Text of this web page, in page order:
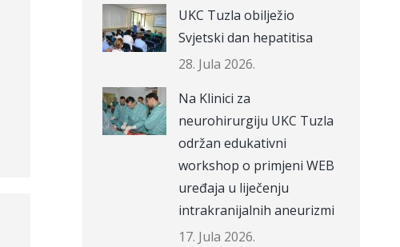
UKC Tuzla obilježio
Svjetski dan hepatitisa
28. Jula 2026.
Na Klinici za
neurohirurgiju UKC Tuzla
održan edukativni
workshop o primjeni WEB
uređaja u liječenju
intrakranijalnih aneurizmi
17. Jula 2026.